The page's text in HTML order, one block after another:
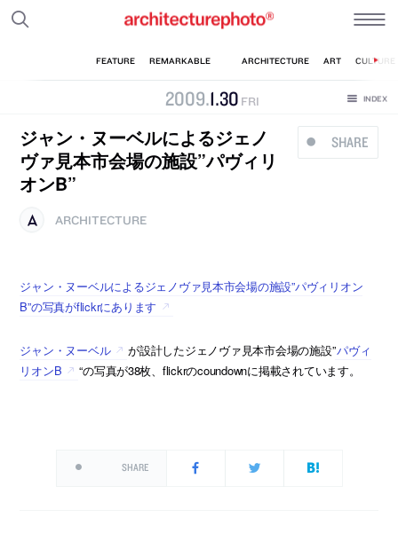
2009.1.30 FRI
SHARE
ジャン・ヌーベルによるジェノ
ヴァ見本市会場の施設”パヴィリ
オンB”
ARCHITECTURE
ジャン・ヌーベルによるジェノヴァ見本市会場の施設”パヴィリオン
B”の写真がflickrにあります
ジャン・ヌーベル が設計したジェノヴァ見本市会場の施設”パヴィ
リオンB
“の写真が38枚、flickrのcoundownに掲載されています。
SHARE